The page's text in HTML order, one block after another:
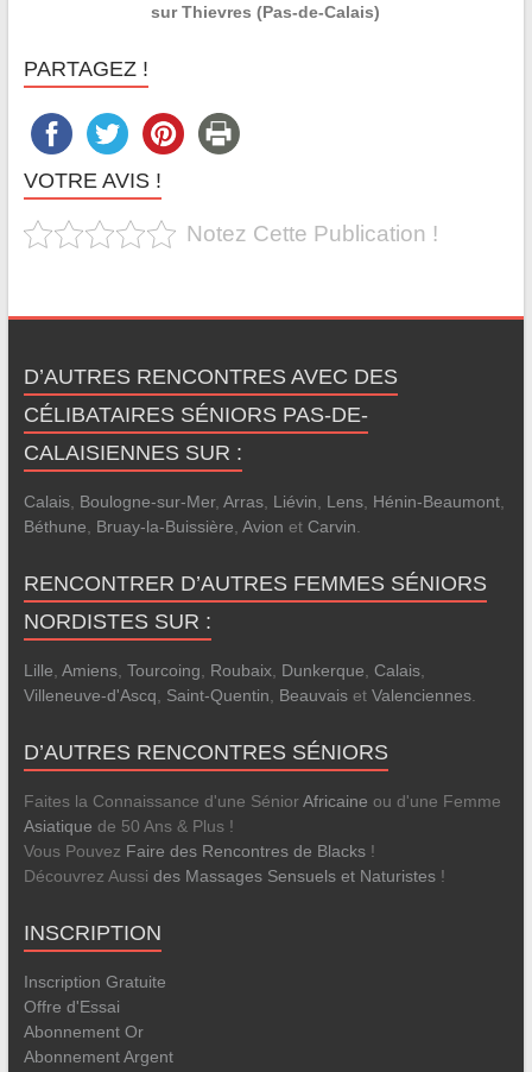
sur Thievres (Pas-de-Calais)
PARTAGEZ !
VOTRE AVIS !
Notez Cette Publication !
D’AUTRES RENCONTRES AVEC DES
CÉLIBATAIRES SÉNIORS PAS-DE-
CALAISIENNES SUR :
Calais, Boulogne-sur-Mer, Arras, Liévin Lens, Hénin-Beaumont,
Béthune
Bruay-la-Buissière Avion et Carvin
RENCONTRER D’AUTRES FEMMES SÉNIORS
NORDISTES SUR :
Lille Amiens, Tourcoing Roubaix, Dunkerque Calais,
Villeneuve-d'Ascq
Saint-Quentin Beauvaiset Valenciennes.
D’AUTRES RENCONTRES SÉNIORS
Faites la Connaissance d'une SéniorAfricaine ou d'une Femme
Asiatique de 50 Ans & Plus !
Vous Pouvez Faire des Rencontres de Blacks!
Découvrez Aussi des Massages Sensuels et Naturistes!
INSCRIPTION
Inscription Gratuite
Offre d'Essai
Abonnement Or
Abonnement Argent